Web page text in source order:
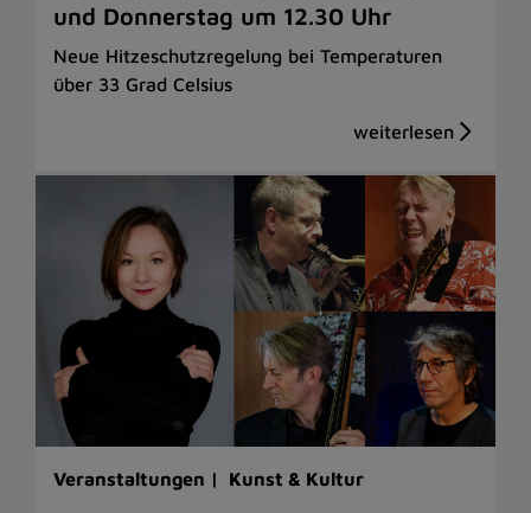
und Donnerstag um 12.30 Uhr
Neue Hitzeschutzregelung bei Temperaturen
über 33 Grad Celsius
Veranstaltungen | Kunst & Kultur